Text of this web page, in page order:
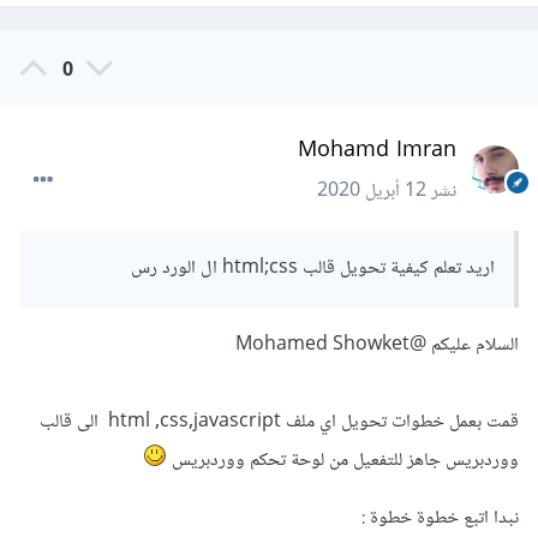
0
Mohamd Imran
نشر12 أبريل 2020
اريد تعلم كيفية تحويل قالب html;css ال الورد رس
السلام عليكم@Mohamed Showket
قمت بعمل خطوات تحويل اي ملف html ,css,javascript الى قالب
ووردبريس جاهز للتفعيل من لوحة تحكم ووردبريس
نبدا اتبع خطوة خطوة :